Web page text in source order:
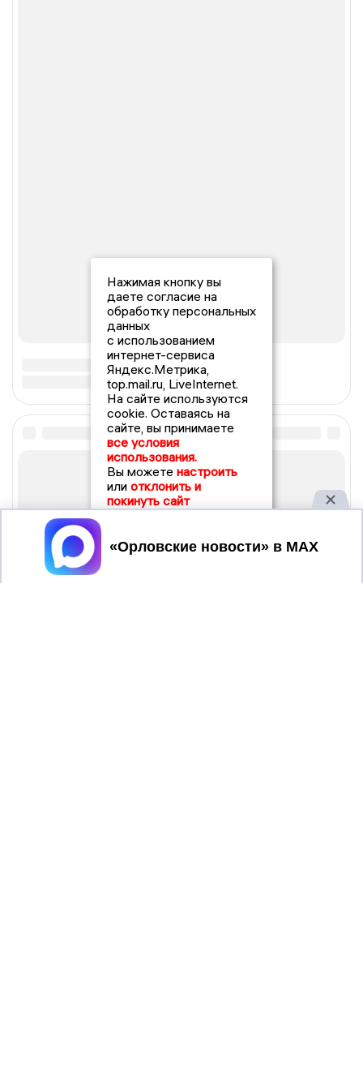
Нажимая кнопку вы
даете согласие на
обработку персональных
данных
с использованием
интернет-сервиса
Яндекс.Метрика,
top.mail.ru, LiveInternet.
На сайте используются
cookie. Оставаясь на
сайте, вы принимаете
все условия
использования.
Вы можете настроить
или отклонить и
покинуть сайт
Принять